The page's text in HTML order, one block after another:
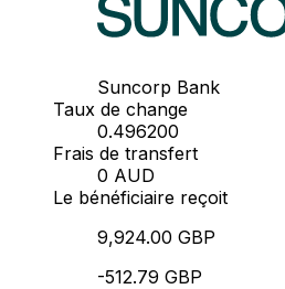
Suncorp Bank
Taux de change
0.496200
Frais de transfert
0 AUD
Le bénéficiaire reçoit
9,924.00 GBP
-512.79 GBP